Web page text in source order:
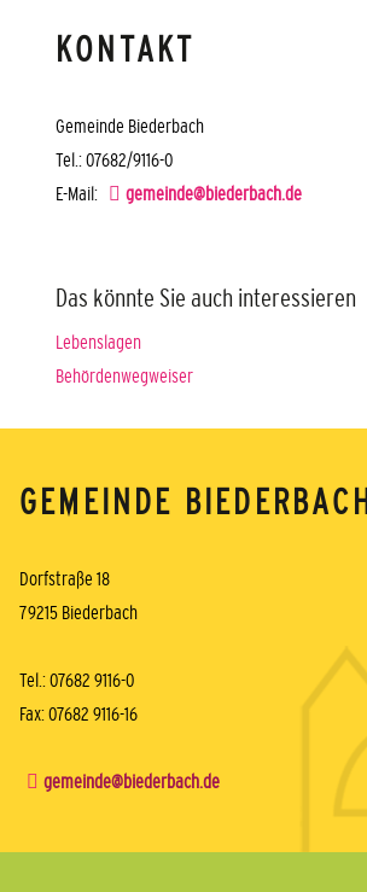
KONTAKT
Gemeinde Biederbach
Tel.: 07682/9116-0
E-Mail:
gemeinde@biederbach.de
Das könnte Sie auch interessieren
Lebenslagen
Behördenwegweiser
GEMEINDE BIEDERBACH
Dorfstraße 18
79215 Biederbach
Tel.: 07682 9116-0
Fax: 07682 9116-16
gemeinde@biederbach.de